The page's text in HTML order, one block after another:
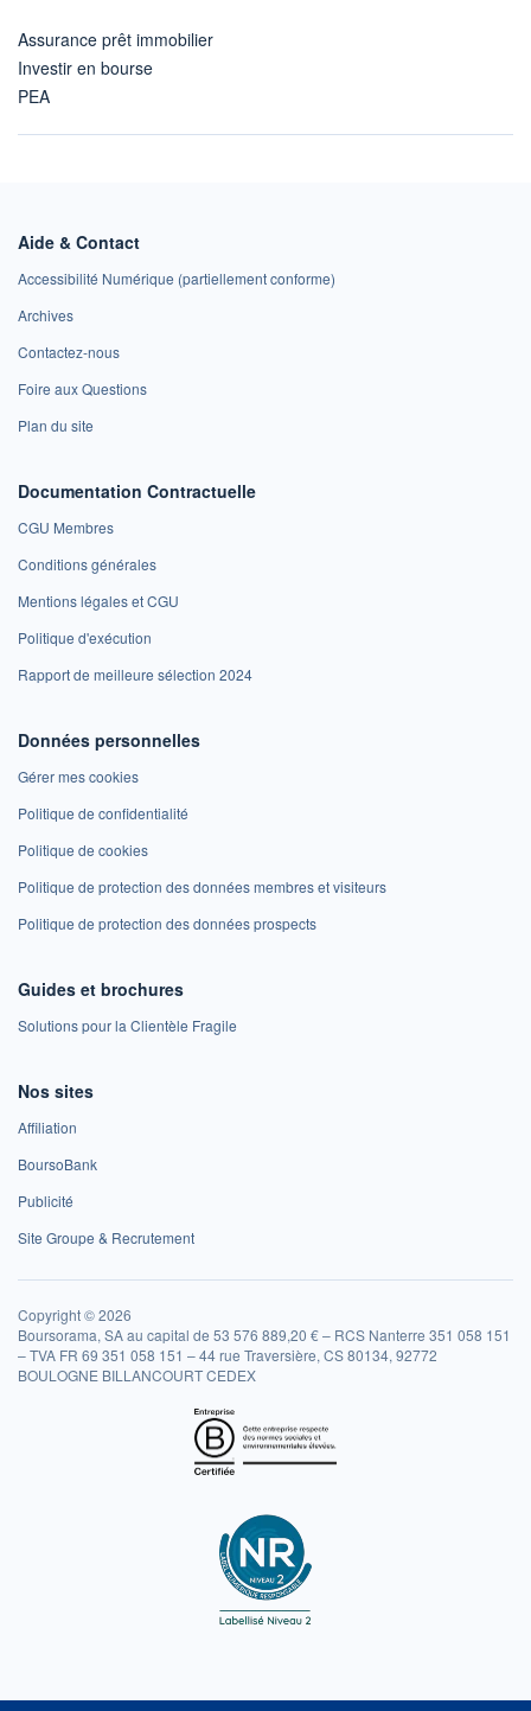
Assurance prêt immobilier
Investir en bourse
PEA
Aide & Contact
Accessibilité Numérique (partiellement conforme)
Archives
Contactez-nous
Foire aux Questions
Plan du site
Documentation Contractuelle
CGU Membres
Conditions générales
Mentions légales et CGU
Politique d'exécution
Rapport de meilleure sélection 2024
Données personnelles
Gérer mes cookies
Politique de confidentialité
Politique de cookies
Politique de protection des données membres et visiteurs
Politique de protection des données prospects
Guides et brochures
Solutions pour la Clientèle Fragile
Nos sites
Affiliation
BoursoBank
Publicité
Site Groupe & Recrutement
Copyright © 2026
Boursorama, SA au capital de 53 576 889,20 € – RCS Nanterre 351 058 151
– TVA FR 69 351 058 151 – 44 rue Traversière, CS 80134, 92772
BOULOGNE BILLANCOURT CEDEX